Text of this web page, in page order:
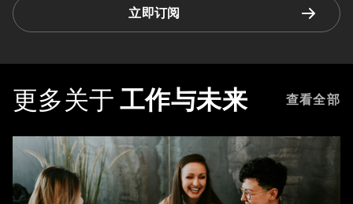
立即订阅
更多关于 工作与未来 查看全部